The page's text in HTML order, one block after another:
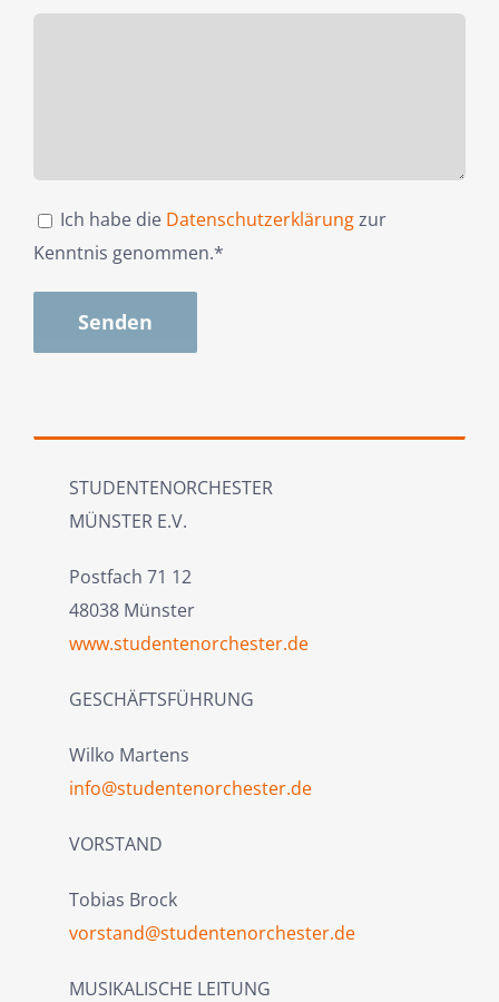
Ich habe die Datenschutzerklärungzur
Kenntnis genommen.*
STUDENTENORCHESTER
MÜNSTER E.V.
Postfach 71 12
48038 Münster
www.studentenorchester.de
GESCHÄFTSFÜHRUNG
Wilko Martens
info@studentenorchester.de
VORSTAND
Tobias Brock
vorstand@studentenorchester.de
MUSIKALISCHE LEITUNG